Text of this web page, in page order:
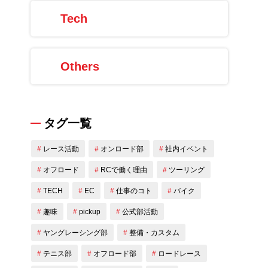
Others
Tech
タグ一覧
レース活動 オンロード部 社内イベント
オフロード RCで働く理由 ツーリング
TECH EC 仕事のコト バイク
趣味 pickup 公式部活動
ヤングレーシング部 整備・カスタム
テニス部 オフロード部 ロードレース